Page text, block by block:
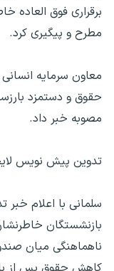
برقراری فوق العاده
مطرح و پیگیری کرد.
معاون سرمایه
حقوق و دستمزد
مصوبه خبر داد.
تدوین پیش نویس
سلمانی با اعلام
بازنشستگان
ناهماهنگی میان